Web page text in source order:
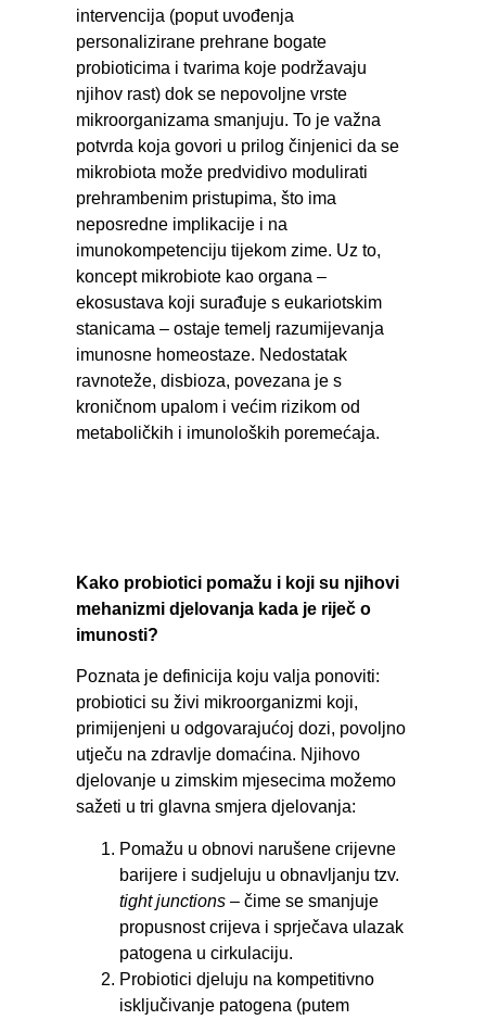
intervencija (poput uvođenja
personalizirane prehrane bogate
probioticima i tvarima koje podržavaju
njihov rast) dok se nepovoljne vrste
mikroorganizama smanjuju. To je važna
potvrda koja govori u prilog činjenici da se
mikrobiota može predvidivo modulirati
prehrambenim pristupima, što ima
neposredne implikacije i na
imunokompetenciju tijekom zime. Uz to,
koncept mikrobiote kao organa –
ekosustava koji surađuje s eukariotskim
stanicama – ostaje temelj razumijevanja
imunosne homeostaze. Nedostatak
ravnoteže, disbioza, povezana je s
kroničnom upalom i većim rizikom od
metaboličkih i imunoloških poremećaja.
Kako probiotici pomažu i koji su njihovi
mehanizmi djelovanja kada je riječ o
imunosti?
Poznata je definicija koju valja ponoviti:
probiotici su živi mikroorganizmi koji,
primijenjeni u odgovarajućoj dozi, povoljno
utječu na zdravlje domaćina. Njihovo
djelovanje u zimskim mjesecima možemo
sažeti u tri glavna smjera djelovanja:
Pomažu u obnovi narušene crijevne
barijere i sudjeluju u obnavljanju tzv.
tight junctions – čime se smanjuje
propusnost crijeva i sprječava ulazak
patogena u cirkulaciju.
Probiotici djeluju na kompetitivno
isključivanje patogena (putem